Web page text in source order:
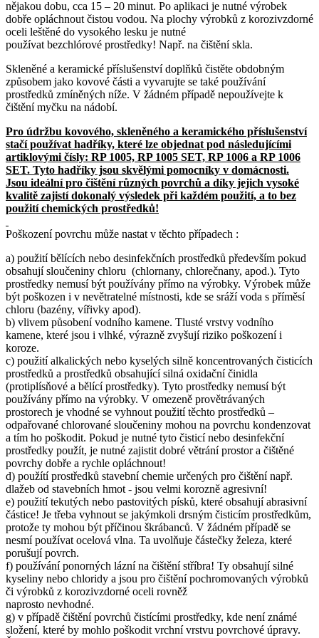
nějakou dobu, cca 15 – 20 minut. Po aplikaci je nutné výrobek
dobře opláchnout čistou vodou. Na plochy výrobků z korozivzdorné
oceli leštěné do vysokého lesku je nutné
používat bezchlórové prostředky! Např. na čištění skla.
Skleněné a keramické příslušenství doplňků čistěte obdobným
způsobem jako kovové části a vyvarujte se také používání
prostředků zmíněných níže. V žádném případě nepoužívejte k
čištění myčku na nádobí.
Pro údržbu kovového, skleněného a keramického příslušenství
stačí používat hadříky, které lze objednat pod následujícími
artiklovými čísly: RP 1005, RP 1005 SET, RP 1006 a RP 1006
SET. Tyto hadříky jsou skvělými pomocníky v domácnosti.
Jsou ideální pro čištění různých povrchů a díky jejich vysoké
kvalitě zajistí dokonalý výsledek při každém použití, a to bez
použití chemických prostředků!
Poškození povrchu může nastat v těchto případech :
a) použití bělících nebo desinfekčních prostředků především pokud
obsahují sloučeniny chloru (chlornany, chlorečnany, apod.). Tyto
prostředky nemusí být používány přímo na výrobky. Výrobek může
být poškozen i v nevětratelné místnosti, kde se sráží voda s příměsí
chloru (bazény, vířivky apod).
b) vlivem působení vodního kamene. Tlusté vrstvy vodního
kamene, které jsou i vlhké, výrazně zvyšují riziko poškození i
koroze.
c) použití alkalických nebo kyselých silně koncentrovaných čisticích
prostředků a prostředků obsahující silná oxidační činidla
(protiplísňové a bělící prostředky). Tyto prostředky nemusí být
používány přímo na výrobky. V omezeně provětrávaných
prostorech je vhodné se vyhnout použití těchto prostředků –
odpařované chlorované sloučeniny mohou na povrchu kondenzovat
a tím ho poškodit. Pokud je nutné tyto čisticí nebo desinfekční
prostředky použít, je nutné zajistit dobré větrání prostor a čištěné
povrchy dobře a rychle opláchnout!
d) použítí prostředků stavební chemie určených pro čištění např.
dlažeb od stavebních hmot - jsou velmi korozně agresivní!
e) použití tekutých nebo pastovitých písků, které obsahují abrasivní
částice! Je třeba vyhnout se jakýmkoli drsným čisticím prostředkům,
protože ty mohou být příčinou škrábanců. V žádném případě se
nesmí používat ocelová vlna. Ta uvolňuje částečky železa, které
porušují povrch.
f) používání ponorných lázní na čištění stříbra! Ty obsahují silné
kyseliny nebo chloridy a jsou pro čištění pochromovaných výrobků
či výrobků z korozivzdorné oceli rovněž
naprosto nevhodné.
g) v případě čištění povrchů čistícími prostředky, kde není známé
složení, které by mohlo poškodit vrchní vrstvu povrchové úpravy.